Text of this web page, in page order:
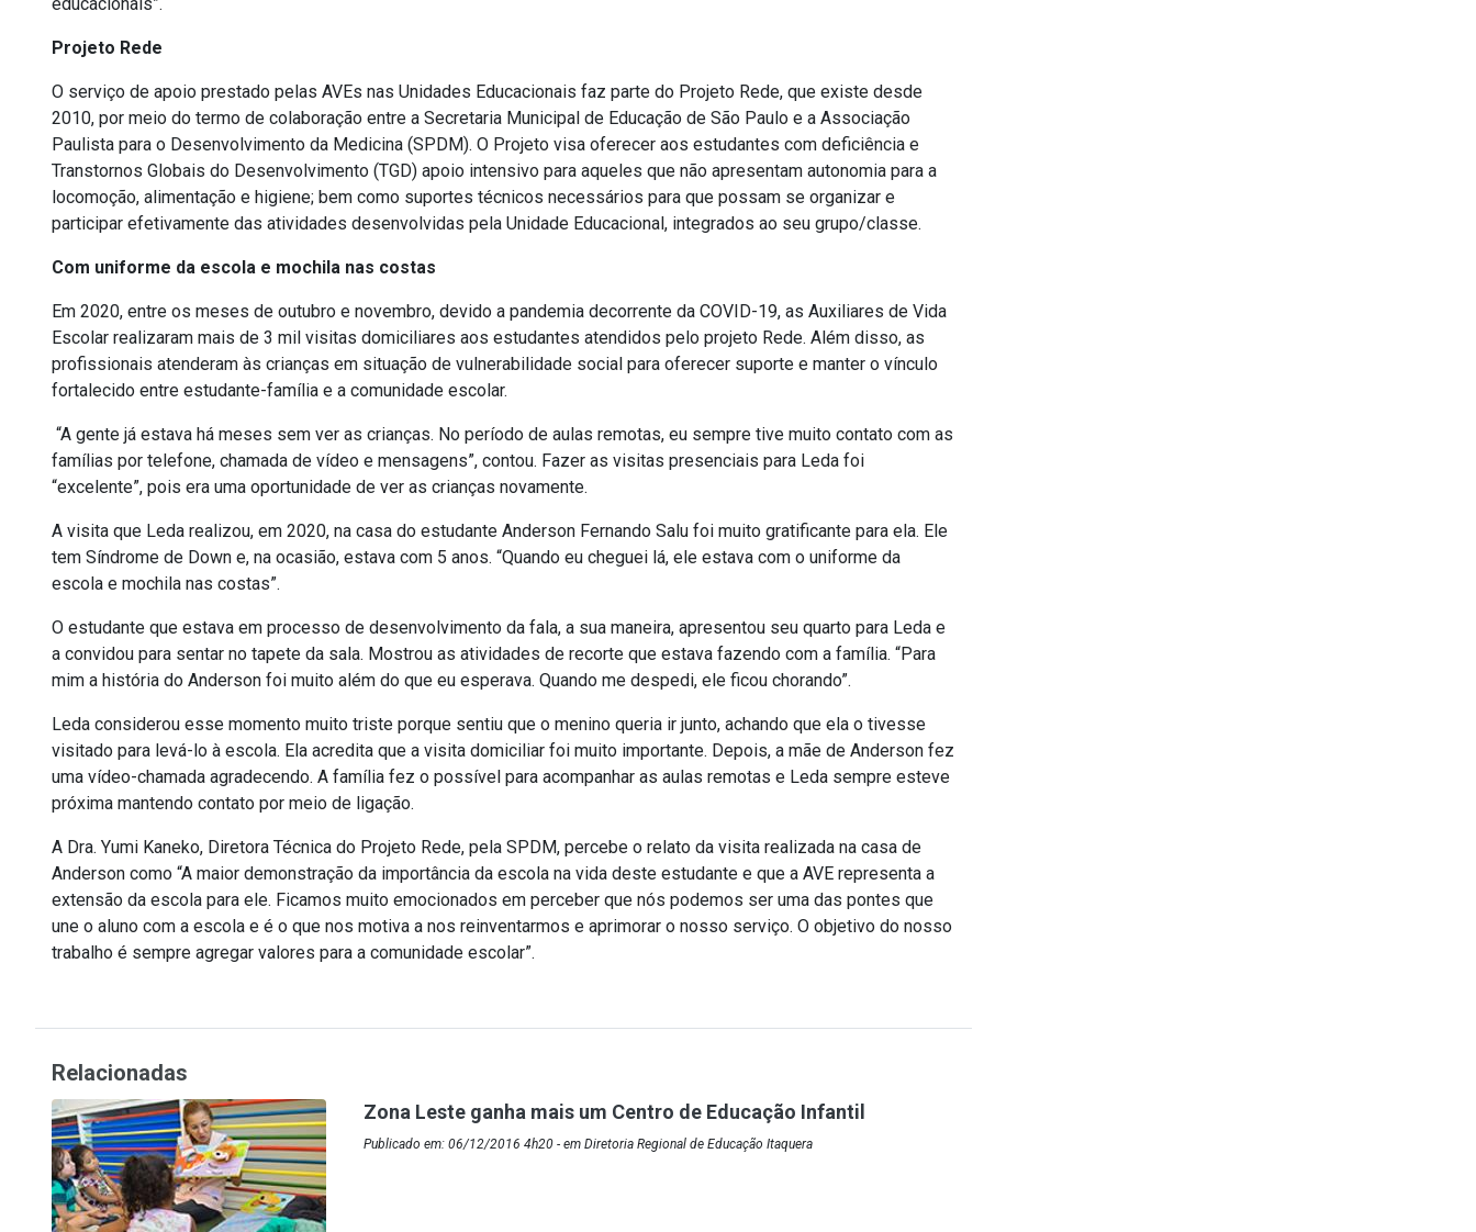
Projeto Rede
O serviço de apoio prestado pelas AVEs nas Unidades Educacionais faz parte do Projeto Rede, que existe desde
2010, por meio do termo de colaboração entre a Secretaria Municipal de Educação de São Paulo e a Associação
Paulista para o Desenvolvimento da Medicina (SPDM). O Projeto visa oferecer aos estudantes com deficiência e
Transtornos Globais do Desenvolvimento (TGD) apoio intensivo para aqueles que não apresentam autonomia para a
locomoção, alimentação e higiene; bem como suportes técnicos necessários para que possam se organizar e
participar efetivamente das atividades desenvolvidas pela Unidade Educacional, integrados ao seu grupo/classe.
Com uniforme da escola e mochila nas costas
Em 2020, entre os meses de outubro e novembro, devido a pandemia decorrente da COVID-19, as Auxiliares de Vida
Escolar realizaram mais de 3 mil visitas domiciliares aos estudantes atendidos pelo projeto Rede. Além disso, as
profissionais atenderam às crianças em situação de vulnerabilidade social para oferecer suporte e manter o vínculo
fortalecido entre estudante-família e a comunidade escolar.
“A gente já estava há meses sem ver as crianças. No período de aulas remotas, eu sempre tive muito contato com as
famílias por telefone, chamada de vídeo e mensagens”, contou. Fazer as visitas presenciais para Leda foi
“excelente”, pois era uma oportunidade de ver as crianças novamente.
A visita que Leda realizou, em 2020, na casa do estudante Anderson Fernando Salu foi muito gratificante para ela. Ele
tem Síndrome de Down e, na ocasião, estava com 5 anos. “Quando eu cheguei lá, ele estava com o uniforme da
escola e mochila nas costas”.
O estudante que estava em processo de desenvolvimento da fala, a sua maneira, apresentou seu quarto para Leda e
a convidou para sentar no tapete da sala. Mostrou as atividades de recorte que estava fazendo com a família. “Para
mim a história do Anderson foi muito além do que eu esperava. Quando me despedi, ele ficou chorando”.
Leda considerou esse momento muito triste porque sentiu que o menino queria ir junto, achando que ela o tivesse
visitado para levá-lo à escola. Ela acredita que a visita domiciliar foi muito importante. Depois, a mãe de Anderson fez
uma vídeo-chamada agradecendo. A família fez o possível para acompanhar as aulas remotas e Leda sempre esteve
próxima mantendo contato por meio de ligação.
A Dra. Yumi Kaneko, Diretora Técnica do Projeto Rede, pela SPDM, percebe o relato da visita realizada na casa de
Anderson como “A maior demonstração da importância da escola na vida deste estudante e que a AVE representa a
extensão da escola para ele. Ficamos muito emocionados em perceber que nós podemos ser uma das pontes que
une o aluno com a escola e é o que nos motiva a nos reinventarmos e aprimorar o nosso serviço. O objetivo do nosso
trabalho é sempre agregar valores para a comunidade escolar”.
Relacionadas
Zona Leste ganha mais um Centro de Educação Infantil
Publicado em: 06/12/2016 4h20 - em Diretoria Regional de Educação Itaquera